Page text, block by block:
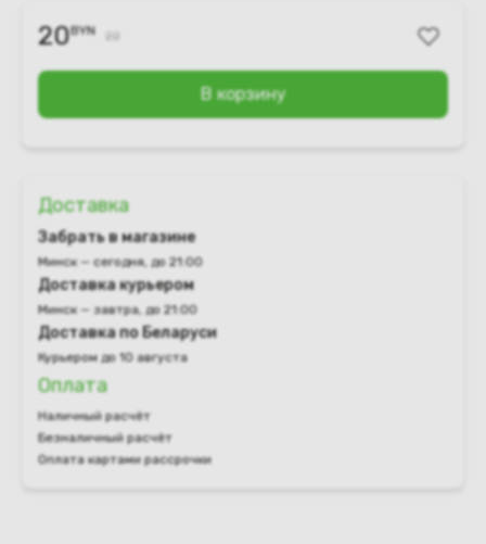
20BYN
В корзину
Доставка
Забрать в магазине
Минск — сегодня, до 21:00
Доставка курьером
Минск — завтра, до 21:00
Доставка по Беларуси
Курьером до 10 августа
Оплата
Наличный расчёт
Безналичный расчёт
Оплата картами рассрочки